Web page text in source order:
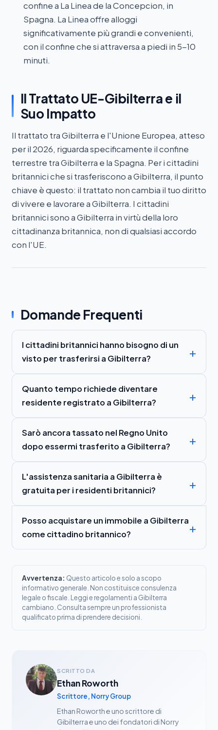
confine a La Linea de la Concepcion, in
Spagna. La Linea offre alloggi
significativamente più grandi e convenienti,
con il confine che si attraversa a piedi in 5-10
minuti.
Il Trattato UE-Gibilterra e il
Suo Impatto
Il trattato tra Gibilterra e l'Unione Europea, atteso
per il 2026, riguarda specificamente il confine
terrestre tra Gibilterra e la Spagna. Per i cittadini
britannici che si trasferiscono a Gibilterra, il punto
chiave è questo: il trattato non cambia il tuo diritto
di vivere e lavorare a Gibilterra. I cittadini
britannici sono a Gibilterra in virtù della loro
cittadinanza britannica, non di qualsiasi accordo
con l'UE.
Domande Frequenti
I cittadini britannici hanno bisogno di un
visto per trasferirsi a Gibilterra?
Quanto tempo richiede diventare
residente registrato a Gibilterra?
Sarò ancora tassato nel Regno Unito
dopo essermi trasferito a Gibilterra?
L'assistenza sanitaria a Gibilterra è
gratuita per i residenti britannici?
Posso acquistare un immobile a Gibilterra
come cittadino britannico?
Avvertenza: Questo articolo e solo a scopo
informativo generale. Non costituisce consulenza
legale o fiscale. Leggi e regolamenti a Gibilterra
cambiano. Consulta sempre un professionista
qualificato prima di prendere decisioni.
SCRITTO DA
Ethan Roworth
Scrittore, Norry Group
Ethan Roworth e uno scrittore di
Gibilterra e uno dei fondatori di Norry